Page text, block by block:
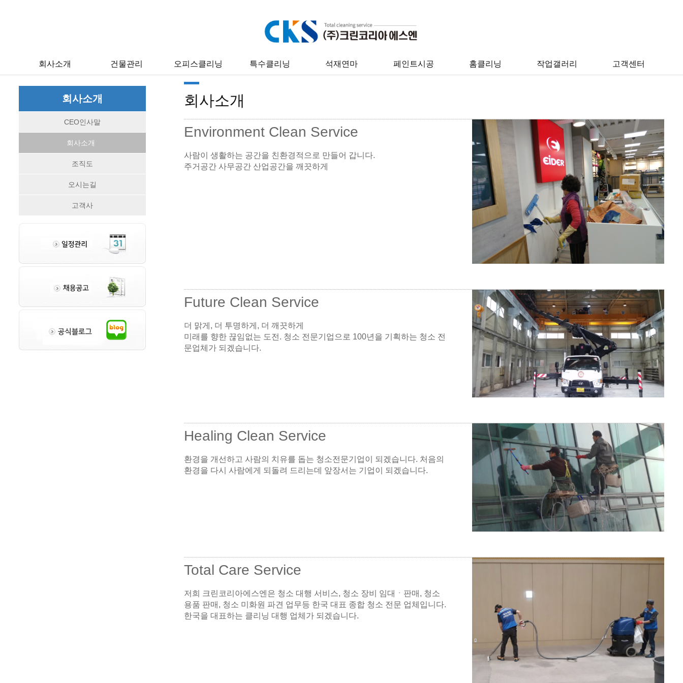
회사소개 건물관리 오피스클리닝 특수클리닝 석재연마 페인트시공 홈클리닝 작업갤러리 고객센터
회사소개 > 회사소개
회사소개
Environment Clean Service
사람이 생활하는 공간을 친환경적으로 만들어 갑니다.
주거공간 사무공간 산업공간을 깨끗하게
Future Clean Service
더 맑게, 더 투명하게, 더 깨끗하게
미래를 향한 끊임없는 도전. 청소 전문기업으로 100년을 기획하는 청소 전
문업체가 되겠습니다.
Healing Clean Service
환경을 개선하고 사람의 치유를 돕는 청소전문기업이 되겠습니다. 처음의
환경을 다시 사람에게 되돌려 드리는데 앞장서는 기업이 되겠습니다.
Total Care Service
저희 크린코리아에스엔은 청소 대행 서비스, 청소 장비 임대ㆍ판매, 청소
용품 판매, 청소 미화원 파견 업무등 한국 대표 종합 청소 전문 업체입니다.
한국을 대표하는 클리닝 대행 업체가 되겠습니다.
회사소개
CEO인사말
회사소개
조직도
오시는길
고객사